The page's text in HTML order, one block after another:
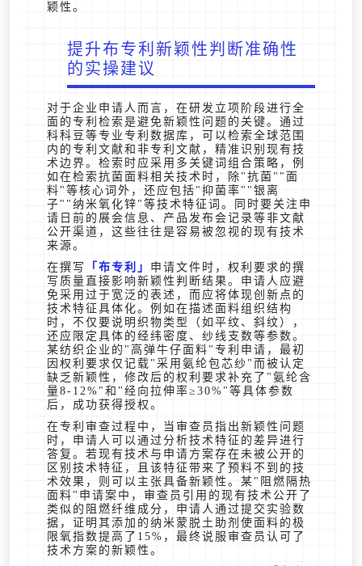
颖性。
提升布专利新颖性判断准确性
的实操建议
对于企业申请人而言，在研发立项阶段进行全
面的专利检索是避免新颖性问题的关键。通过
科科豆等专业专利数据库，可以检索全球范围
内的专利文献和非专利文献，精准识别现有技
术边界。检索时应采用多关键词组合策略，例
如在检索抗菌面料相关技术时，除"抗菌""面
料"等核心词外，还应包括"抑菌率""银离
子""纳米氧化锌"等技术特征词。同时要关注申
请日前的展会信息、产品发布会记录等非文献
公开渠道，这些往往是容易被忽视的现有技术
来源。
在撰写
布专利
申请文件时，权利要求的撰
写质量直接影响新颖性判断结果。申请人应避
免采用过于宽泛的表述，而应将体现创新点的
技术特征具体化。例如在描述面料组织结构
时，不仅要说明织物类型（如平纹、斜纹），
还应限定具体的经纬密度、纱线支数等参数。
某纺织企业的"高弹牛仔面料"专利申请，最初
因权利要求仅记载"采用氨纶包芯纱"而被认定
缺乏新颖性，修改后的权利要求补充了"氨纶含
量8-12%"和"经向拉伸率≥30%"等具体参数
后，成功获得授权。
在专利审查过程中，当审查员指出新颖性问题
时，申请人可以通过分析技术特征的差异进行
答复。若现有技术与申请方案存在未被公开的
区别技术特征，且该特征带来了预料不到的技
术效果，则可以主张具备新颖性。某"阻燃隔热
面料"申请案中，审查员引用的现有技术公开了
类似的阻燃纤维成分，申请人通过提交实验数
据，证明其添加的纳米蒙脱土助剂使面料的极
限氧指数提高了15%，最终说服审查员认可了
技术方案的新颖性。